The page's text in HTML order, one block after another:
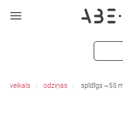
veikals odziņas spīdīgs ~55